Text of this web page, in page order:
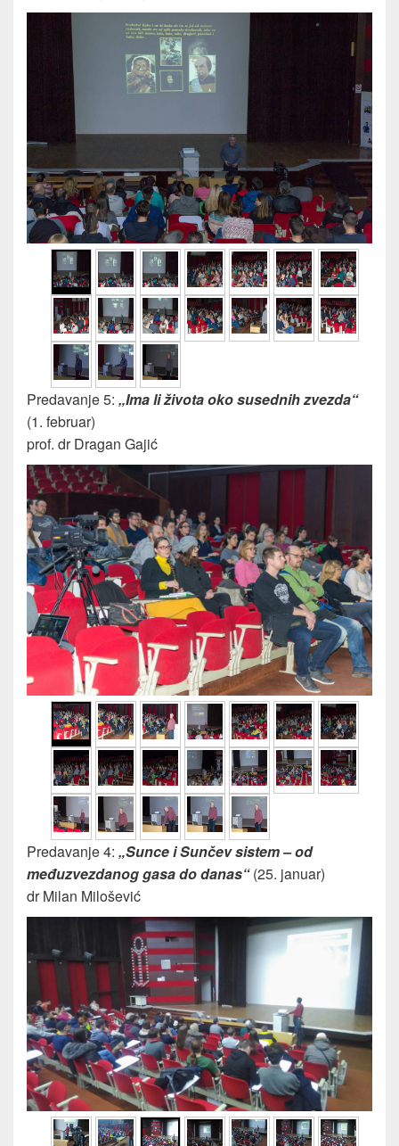
Predavanje 5: „Ima li života oko susednih zvezda“
(1. februar)
prof. dr Dragan Gajić
Predavanje 4: „Sunce i Sunčev sistem – od
međuzvezdanog gasa do danas“(25. januar)
dr Milan Milošević